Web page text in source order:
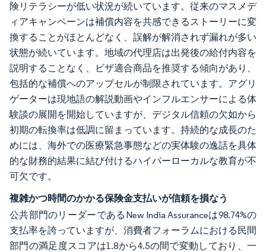
険リテラシーが低い状況が続いています。従来のマスメデ
ィアキャンペーンは補償内容を共感できるストーリーに変
換することがほとんどなく、誤解が解消されず漏れが多い
状態が続いています。地域の代理店は出発後の給付内容を
説明することなく、ビザ適合商品を推奨する傾向があり、
包括的な補償へのアップセルが制限されています。アグリ
ゲーターは現地語の解説動画やインフルエンサーによる体
験談の展開を開始していますが、デジタル信頼の欠如から
初期の転換率は低調に留まっています。持続的な成長のた
めには、海外での医療緊急事態などの実体験の逸話を具体
的な財務的結果に結び付けるハイパーローカルな教育が不
可欠です。
複雑かつ時間のかかる保険金支払いが信頼を損なう
公共部門のリーダーであるNew India Assuranceは98.74%の
支払率を誇っていますが、消費者フォーラムにおける民間
部門の満足度スコアは1.8から4.5の間で変動しており、一